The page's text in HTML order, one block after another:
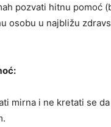
pozvati hitnu pomoć
osobu u najbližu
mirna i ne kretati se